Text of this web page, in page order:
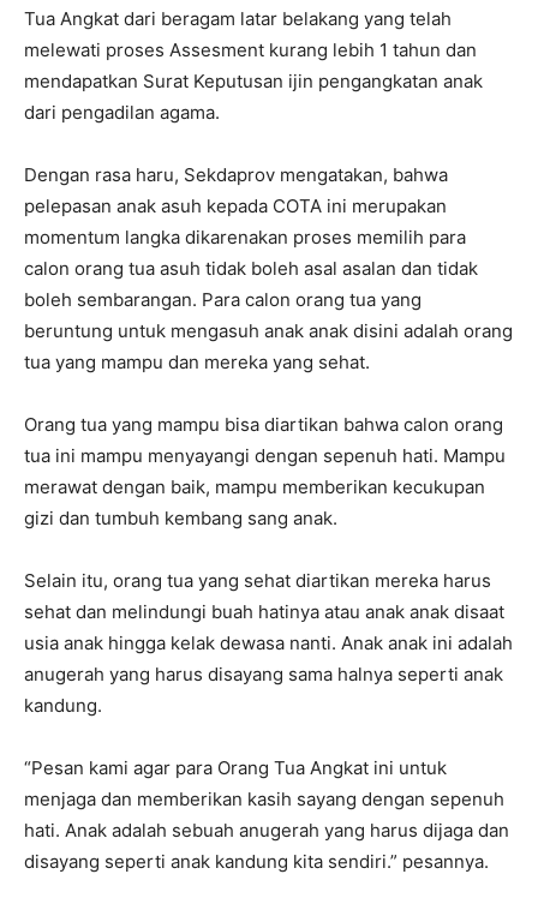
Tua Angkat dari beragam latar belakang yang telah
melewati proses Assesment kurang lebih 1 tahun dan
mendapatkan Surat Keputusan ijin pengangkatan anak
dari pengadilan agama.
Dengan rasa haru, Sekdaprov mengatakan, bahwa
pelepasan anak asuh kepada COTA ini merupakan
momentum langka dikarenakan proses memilih para
calon orang tua asuh tidak boleh asal asalan dan tidak
boleh sembarangan. Para calon orang tua yang
beruntung untuk mengasuh anak anak disini adalah orang
tua yang mampu dan mereka yang sehat.
Orang tua yang mampu bisa diartikan bahwa calon orang
tua ini mampu menyayangi dengan sepenuh hati. Mampu
merawat dengan baik, mampu memberikan kecukupan
gizi dan tumbuh kembang sang anak.
Selain itu, orang tua yang sehat diartikan mereka harus
sehat dan melindungi buah hatinya atau anak anak disaat
usia anak hingga kelak dewasa nanti. Anak anak ini adalah
anugerah yang harus disayang sama halnya seperti anak
kandung.
“Pesan kami agar para Orang Tua Angkat ini untuk
menjaga dan memberikan kasih sayang dengan sepenuh
hati. Anak adalah sebuah anugerah yang harus dijaga dan
disayang seperti anak kandung kita sendiri.” pesannya.